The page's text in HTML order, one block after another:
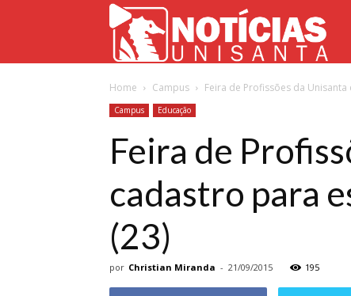
Home Campus Feira de Profissões da
Campus Educação
Feira de
cadastro para
(23)
por Christian Miranda - 21/09/2015 195